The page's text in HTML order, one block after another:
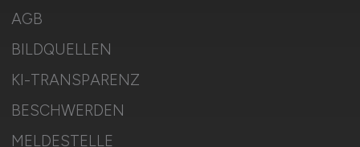
AGB
BILDQUELLEN
KI-TRANSPARENZ
BESCHWERDEN
MELDESTELLE